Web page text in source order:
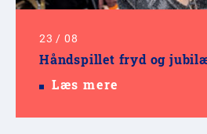
23 / 08
Håndspillet fryd og
Læs mere